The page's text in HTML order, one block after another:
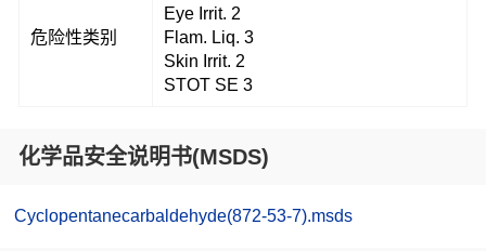
危险性类别
Eye Irrit. 2
Flam. Liq. 3
Skin Irrit. 2
STOT SE 3
化学品安全说明书(MSDS)
Cyclopentanecarbaldehyde(872-53-7).msds